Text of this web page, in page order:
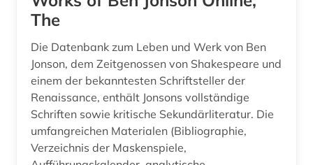
The
Die Datenbank zum Leben und Werk von Ben
Jonson, dem Zeitgenossen von Shakespeare und
einem der bekanntesten Schriftsteller der
Renaissance, enthält Jonsons vollständige
Schriften sowie kritische Sekundärliteratur. Die
umfangreichen Materialen (Bibliographie,
Verzeichnis der Maskenspiele,